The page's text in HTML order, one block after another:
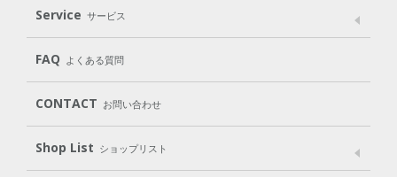
Laundry
Cleaning Baby Kids
Body（ボディ） Hair（ヘア） Oral care（オーラルケア）
Goods （グッズ）
Gift set
Service サービス
User Guide
Subscription（定期便）
FAQ よくある質問
CONTACT お問い合わせ
Shop List ショップリスト